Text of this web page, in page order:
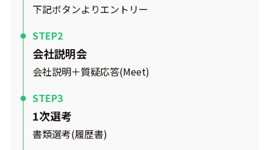
下記ボタンよりエントリー
会社説明会
会社説明＋質疑応答(Meet)
1次選考
書類選考(履歴書)